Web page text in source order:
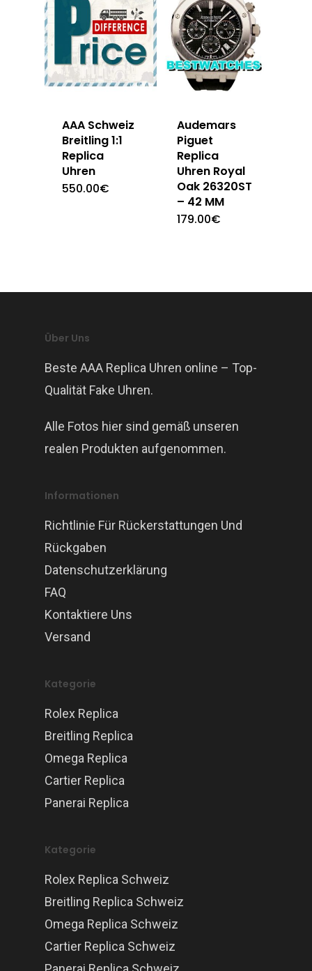
AAA Schweiz
Breitling 1:1
Replica
Uhren
550.00€
Audemars
Piguet
Replica
Uhren Royal
Oak 26320ST
– 42 MM
179.00€
Über Uns
Beste AAA Replica Uhren online – Top-
Qualität Fake Uhren.
Alle Fotos hier sind gemäß unseren
realen Produkten aufgenommen.
Informationen
Richtlinie Für Rückerstattungen Und
Rückgaben
Datenschutzerklärung
FAQ
Kontaktiere Uns
Versand
Kategorie
Rolex Replica
Breitling Replica
Omega Replica
Cartier Replica
Panerai Replica
Kategorie
Rolex Replica Schweiz
Breitling Replica Schweiz
Omega Replica Schweiz
Cartier Replica Schweiz